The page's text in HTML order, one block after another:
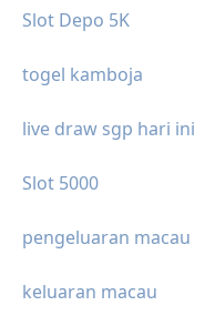
Slot Depo 5K
togel kamboja
live draw sgp hari ini
Slot 5000
pengeluaran macau
keluaran macau